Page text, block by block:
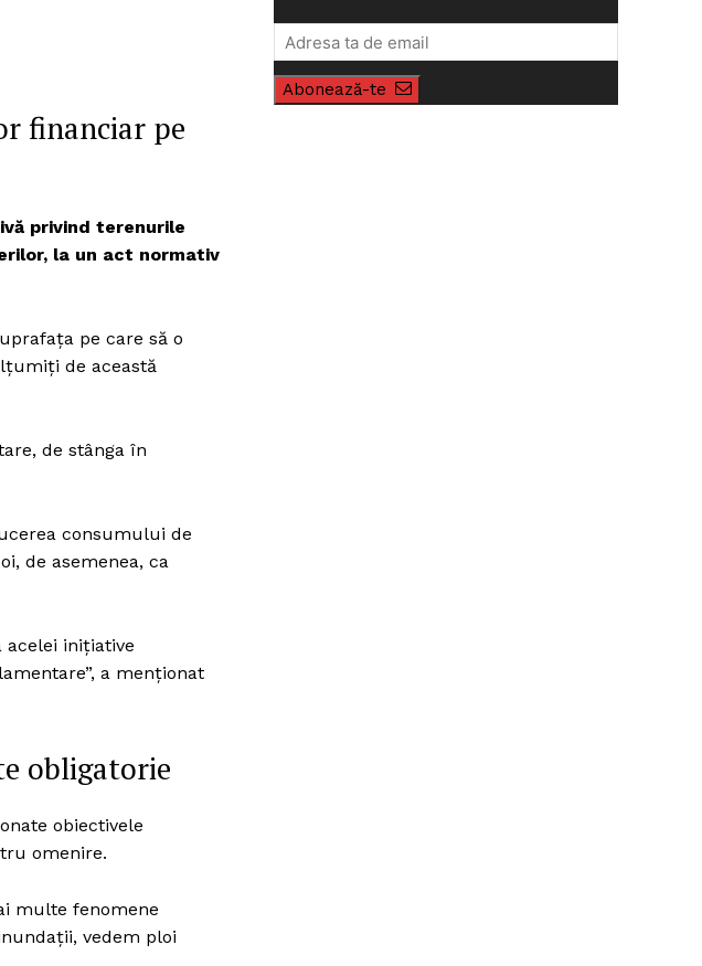
financiar pe
privind terenurile
la un act normativ
pe care să o
de această
de stânga în
consumului de
de asemenea, ca
acelei inițiative
a menționat
obligatorie
obiectivele
omenire.
multe fenomene
vedem ploi
Abonează-te